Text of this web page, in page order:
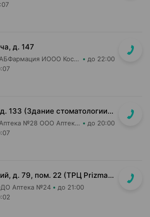
д. 147
Планета Здоровья АБФармация ИООО Косметический магазин №4 до 22:00
ул. Слободская, д. 133 (Здание стоматологии, отдельный вход)
Планета Здоровья Аптека №28 ООО Аптека №5 до 20:00
пр-т Партизанский, д. 79, пом. 22 (ТРЦ Prizma, 1 этаж вход возле м-на КРАВТ)
Аптека №24 до 21:00